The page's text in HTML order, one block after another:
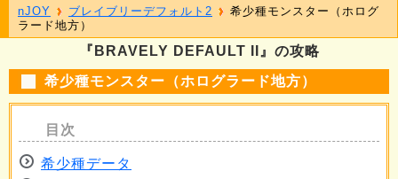
『BRAVELY DEFAULT II』の攻略
希少種モンスター（ホログラード地方）
希少種データ
nJOY ブレイブリーデフォルト2
希少種モンスター（ホログ
ラード地方）